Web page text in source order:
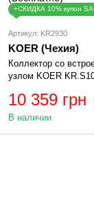
+СКИДКА 10% купон
Артикул: KR2930
KOER (Чехия)
Коллектор со
узлом KOER
(KR2930)
10 359 грн
В наличии